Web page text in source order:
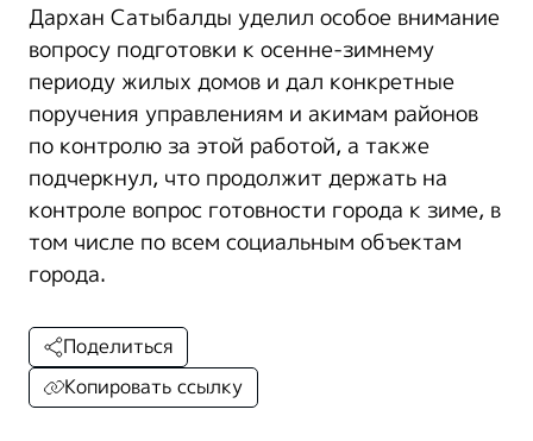
Дархан Сатыбалды уделил особое внимание
вопросу подготовки к осенне-зимнему
периоду жилых домов и дал конкретные
поручения управлениям и акимам районов
по контролю за этой работой, а также
подчеркнул, что продолжит держать на
контроле вопрос готовности города к зиме, в
том числе по всем социальным объектам
города.
Поделиться
Копировать ссылку